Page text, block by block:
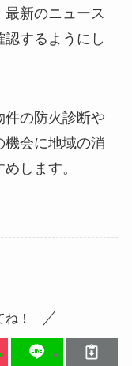
最新のニュース
するようにし
件の防火診断や
機会に地域の消
します。
！